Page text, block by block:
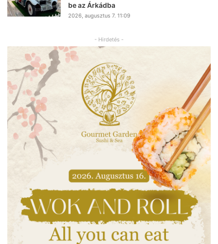
be az Árkádba
2026, augusztus 7. 11:09
- Hirdetés -